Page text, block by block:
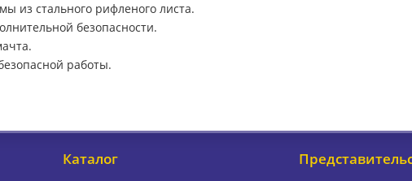
из стального рифленого листа.
безопасности.
работы.
Каталог